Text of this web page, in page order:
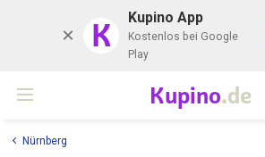
K Kupino App
Kostenlos bei Google
Play
Kupino.de
Nürnberg